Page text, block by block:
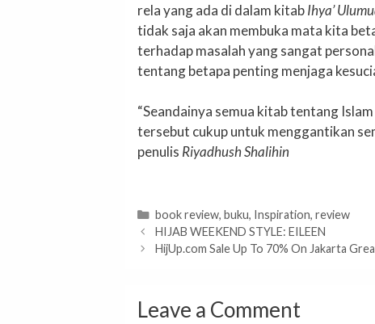
rela yang ada di dalam kitabIhya’
tidak saja akan membuka mata kita
terhadap masalah yang sangat
tentang betapa penting menjaga
“Seandainya semua kitab tentang
tersebut cukup untuk menggantikan
penulis Riyadhush Shalihin
Categories
book review, buku, Inspiration, review
HIJAB WEEKEND STYLE: EILEEN
HijUp.com Sale Up To 70% On Jakarta
Leave a Comment